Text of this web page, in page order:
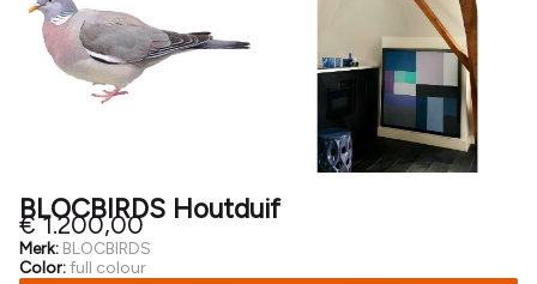
BLOCBIRDS Houtduif
€ 1.200,00
Merk: BLOCBIRDS
Color:full colour